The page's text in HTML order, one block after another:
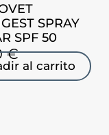
SPRAY
SPF 50
€
al carrito